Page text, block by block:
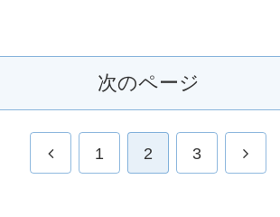
次のページ
前 1 2 3 次